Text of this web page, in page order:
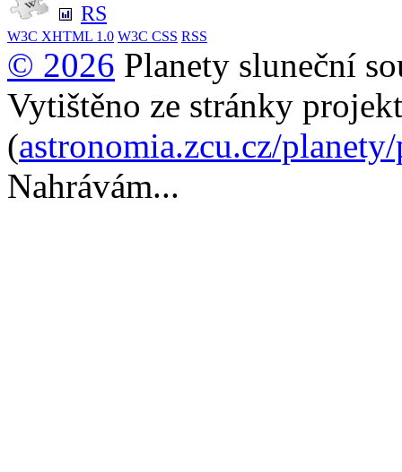
RS
W3C XHTML 1.0 W3C CSS RSS
© 2026 Planety sluneční
Vytištěno ze stránky
(astronomia.zcu.cz/
Nahrávám...